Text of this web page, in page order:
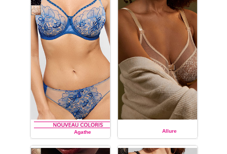
Agathe
EMPREINTE
Allure
EMPREINTE